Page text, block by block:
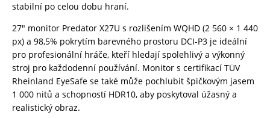
stabilní po celou dobu hraní.
27″ monitor Predator X27U s rozlišením WQHD (2 560 × 1 440
px) a 98,5% pokrytím barevného prostoru DCI-P3 je ideální
pro profesionální hráče, kteří hledají spolehlivý a výkonný
stroj pro každodenní používání. Monitor s certifikací TÜV
Rheinland EyeSafe se také může pochlubit špičkovým jasem
1 000 nitů a schopností HDR10, aby poskytoval úžasný a
realistický obraz.